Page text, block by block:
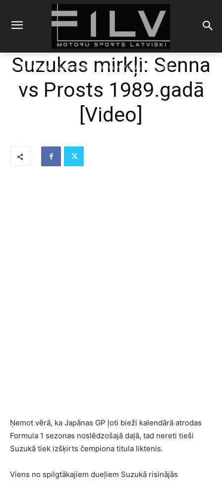
Sākums Blogs Suzukas mirkļi: Senna vs Prosts 1989.gadā
Suzukas mirkļi: Senna
vs Prosts 1989.gadā
[Video]
Ņemot vērā, ka Japānas GP ļoti bieži kalendārā atrodas
Formula 1 sezonas noslēdzošajā daļā, tad nereti tieši
Suzukā tiek izšķirts čempiona titula liktenis.
Viens no spilgtākajiem dueļiem Suzukā risinājās